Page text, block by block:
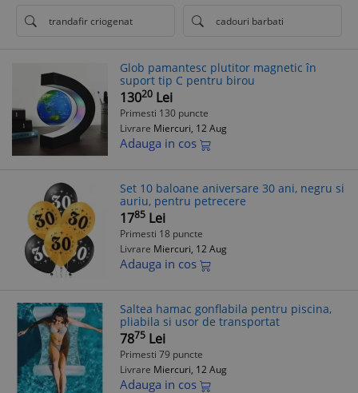
trandafir criogenat cadouri barbati
Glob pamantesc plutitor magnetic în
suport tip C pentru birou
13020 Lei
Primesti 130 puncte
Livrare Miercuri, 12 Aug
Adauga in cos
Set 10 baloane aniversare 30 ani, negru si
auriu, pentru petrecere
1785 Lei
Primesti 18 puncte
Livrare Miercuri, 12 Aug
Adauga in cos
Saltea hamac gonflabila pentru piscina,
pliabila si usor de transportat
7875 Lei
Primesti 79 puncte
Livrare Miercuri, 12 Aug
Adauga in cos